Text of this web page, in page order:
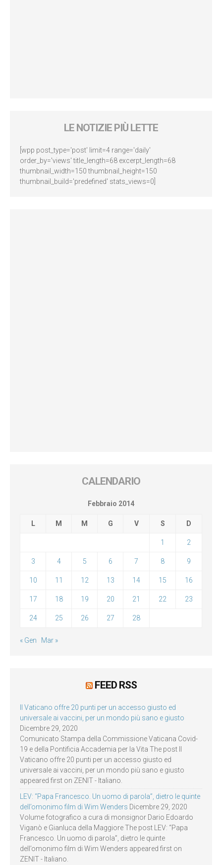
LE NOTIZIE PIÙ LETTE
[wpp post_type='post' limit=4 range='daily'
order_by='views' title_length=68 excerpt_length=68
thumbnail_width=150 thumbnail_height=150
thumbnail_build='predefined' stats_views=0]
CALENDARIO
Febbraio 2014
L M M G V S D
1 2
3 4 5 6 7 8 9
10 11 12 13 14 15 16
17 18 19 20 21 22 23
24 25 26 27 28
« Gen Mar »
FEED RSS
Il Vaticano offre 20 punti per un accesso giusto ed
universale ai vaccini, per un mondo più sano e giusto
Dicembre 29, 2020
Comunicato Stampa della Commissione Vaticana Covid-
19 e della Pontificia Accademia per la Vita The post Il
Vaticano offre 20 punti per un accesso giusto ed
universale ai vaccini, per un mondo più sano e giusto
appeared first on ZENIT - Italiano.
LEV: “Papa Francesco. Un uomo di parola”, dietro le quinte
dell’omonimo film di Wim Wenders Dicembre 29, 2020
Volume fotografico a cura di monsignor Dario Edoardo
Viganò e Gianluca della Maggiore The post LEV: “Papa
Francesco. Un uomo di parola”, dietro le quinte
dell’omonimo film di Wim Wenders appeared first on
ZENIT - Italiano.